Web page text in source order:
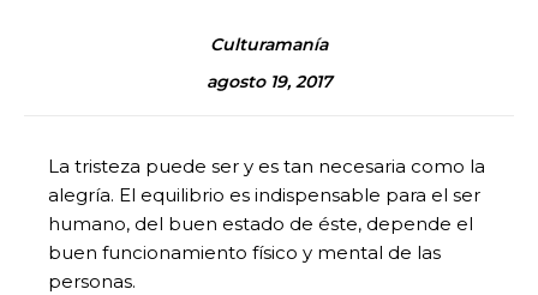
Culturamanía
agosto 19, 2017
La tristeza puede ser y es tan necesaria como la
alegría. El equilibrio es indispensable para el ser
humano, del buen estado de éste, depende el
buen funcionamiento físico y mental de las
personas.